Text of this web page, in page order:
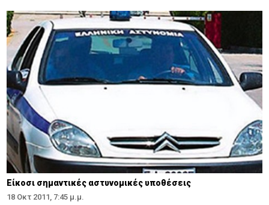
Είκοσι σημαντικές αστυνομικές υποθέσεις
18 Οκτ 2011, 7:45 μ.μ.